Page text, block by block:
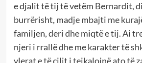
e djalit të tij të vetëm Bernardit,
burrërisht, madje mbajti me
familjen, deri dhe miqtë e tij. Ai
njeri i rrallë dhe me karakter të
vlerat e të cilit i tejkalojnë ato të